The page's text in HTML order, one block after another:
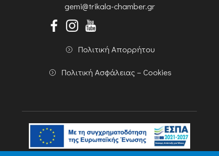
gemi@trikala-chamber.gr
Πολιτική Απορρήτου
Πολιτική Ασφάλειας – Cookies